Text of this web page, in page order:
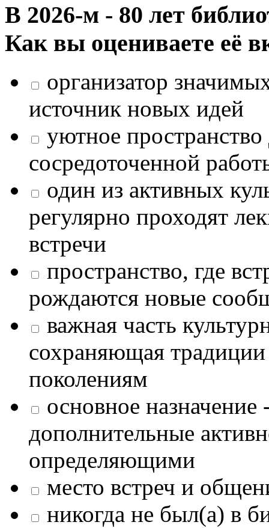
В 2026‑м - 80 лет
Как вы оцениваете её
организатор
источник новых идей
уютное
сосредоточенной
один из активных
регулярно проходят
встречи
пространство, где
рождаются новые
важная часть
сохраняющая
поколениям
основное назначение
дополнительные
определяющими
место встреч и
никогда не был(а) в